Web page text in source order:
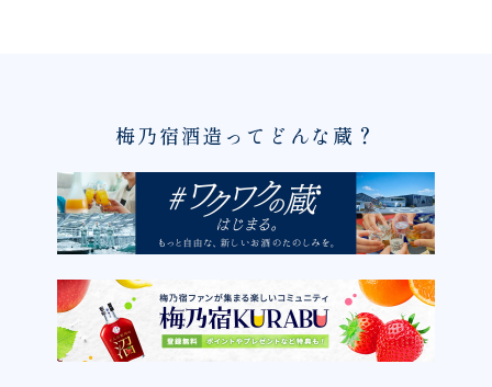
梅乃宿酒造ってどんな蔵？